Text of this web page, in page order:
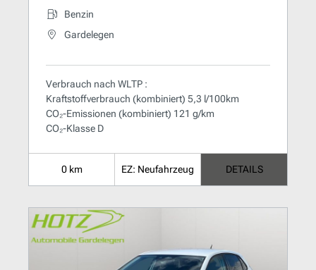
Benzin
Gardelegen
Verbrauch nach WLTP :
Kraftstoffverbrauch (kombiniert) 5,3 l/100km
CO₂-Emissionen (kombiniert) 121 g/km
CO₂-Klasse D
0 km EZ: Neufahrzeug DETAILS